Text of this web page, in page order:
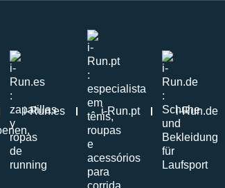
i-Run.es i-Run.pt i-Run.de